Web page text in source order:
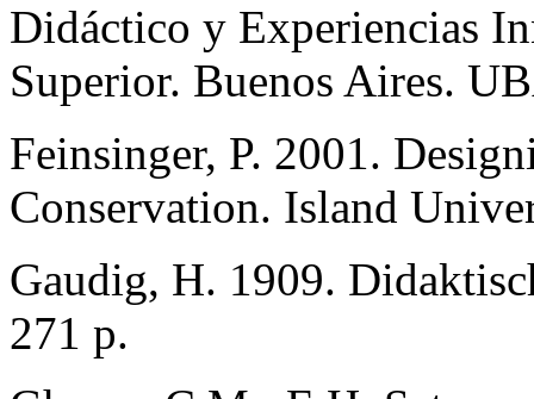
Didáctico y Experiencias
Superior. Buenos Aires.
Feinsinger, P. 2001.
Conservation. Island
Gaudig, H. 1909.
271 p.